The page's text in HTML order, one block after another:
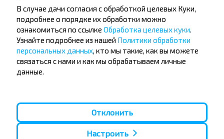
Щучин
Белица
Купіць
Щучин
В случае дачи согласия с обработкой целевых Куки,
подробнее о порядке их обработки можно
ознакомиться по ссылке Обработка целевых куки
Узнайте подробнее из нашей Политики обработки
персональных данных , кто мы такие, как вы можете
связаться с нами и как мы обрабатываем личные
данные.
Отклонить
Настроить